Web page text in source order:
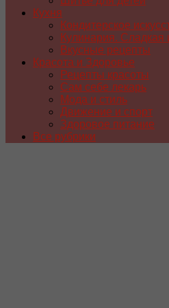
Кухня
Кондитерское
Кулинария. Сладкая
Вкусные рецепты
Красота и Здоровье
Рецепты красоты
Сам себе лекарь
Мода и стиль
Движение и спорт
Здоровое питание
Все рубрики